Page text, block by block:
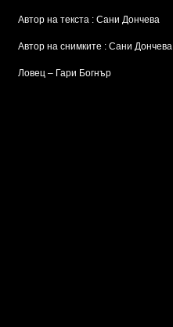
Автор на текста : Сани Дончева
Автор на снимките : Сани Дончева
Ловец – Гари Богнър